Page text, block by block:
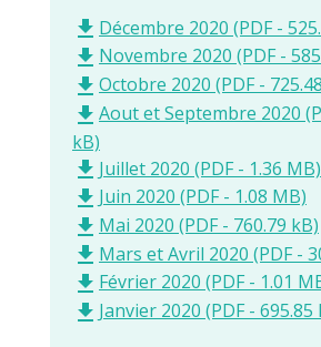
file_download Décembre 2020 (PDF -
file_download Novembre 2020 (PDF -
file_download Octobre 2020 (PDF -
file_download Aout et Septembre 2020
kB)
file_download Juillet 2020 (PDF - 1.36 MB)
file_downloadJuin 2020 (PDF - 1.08 MB)
file_download Mai 2020 (PDF - 760.79 kB)
file_download Mars et Avril 2020 (PDF -
file_download Février 2020 (PDF - 1.01
file_downloadJanvier 2020 (PDF - 695.85